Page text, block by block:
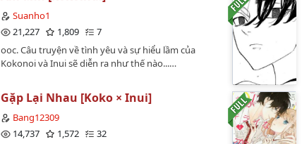
dung thì... Không hiểu sao cái wattpad không chịu
lưu tên và mô tả truyện lại, mà mô tả thì ghi nhiều
đùa), thế nên vào thẳng truyện luôn ha.…
Suanho1
21,227
1,809
7
ooc. Câu truyện về tình yêu và sự hiểu lầm của
Kokonoi và Inui sẽ diễn ra như thế nào...…
Gặp Lại Nhau [Koko × Inui]
Bang12309
14,737
1,572
32